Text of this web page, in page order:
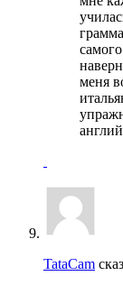
меня
TataCam